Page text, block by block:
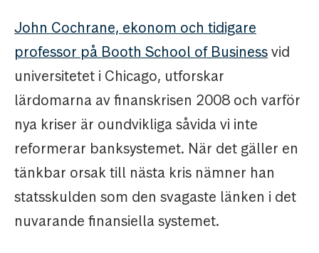
John Cochrane, ekonom och tidigare
professor på Booth School of Businessvid
universitetet i Chicago, utforskar
lärdomarna av finanskrisen 2008 och varför
nya kriser är oundvikliga såvida vi inte
reformerar banksystemet. När det gäller en
tänkbar orsak till nästa kris nämner han
statsskulden som den svagaste länken i det
nuvarande finansiella systemet.